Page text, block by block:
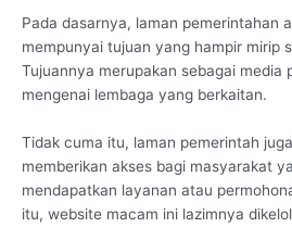
Pada dasarnya, laman pemerintahan
mempunyai tujuan yang hampir mirip
Tujuannya merupakan sebagai media
mengenai lembaga yang berkaitan.
Tidak cuma itu, laman pemerintah
memberikan akses bagi masyarakat
mendapatkan layanan atau
itu, website macam ini lazimnya